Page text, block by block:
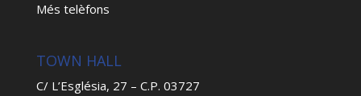
Més telèfons
TOWN HALL
C/ L’Església, 27 – C.P. 03727